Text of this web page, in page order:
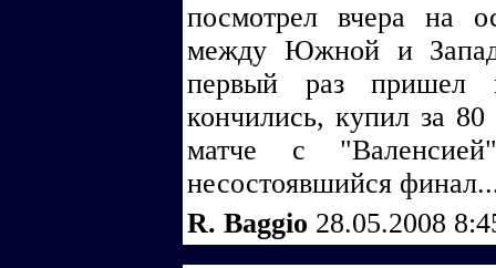
посмотрел вчера на
между Южной и
первый раз пришел
кончились, купил за
матче с
несостоявшийся
R. Baggio 28.05.2008